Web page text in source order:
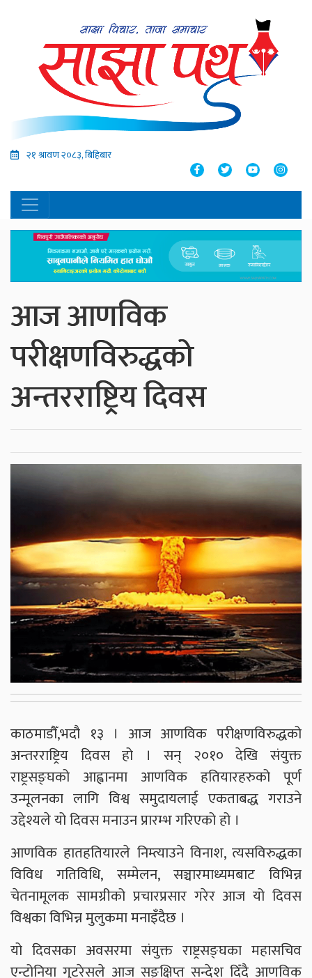
२१ श्रावण २०८३, बिहिबार
आज आणविक
परीक्षणविरुद्धको
अन्तरराष्ट्रिय दिवस
काठमाडौँ,भदौ १३ । आज आणविक परीक्षणविरुद्धको
अन्तरराष्ट्रिय दिवस हो । सन् २०१० देखि संयुक्त
राष्ट्रसङ्घको आह्वानमा आणविक हतियारहरुको पूर्ण
उन्मूलनका लागि विश्व समुदायलाई एकताबद्ध गराउने
उद्देश्यले यो दिवस मनाउन प्रारम्भ गरिएको हो ।
आणविक हातहतियारले निम्त्याउने विनाश, त्यसविरुद्धका
विविध गतिविधि, सम्मेलन, सञ्चारमाध्यमबाट विभिन्न
चेतनामूलक सामग्रीको प्रचारप्रसार गरेर आज यो दिवस
विश्वका विभिन्न मुलुकमा मनाइँदैछ ।
यो दिवसका अवसरमा संयुक्त राष्ट्रसङ्घका महासचिव
एन्टोनिया गुटरेसले आज सङ्क्षिप्त सन्देश दिँदै आणविक